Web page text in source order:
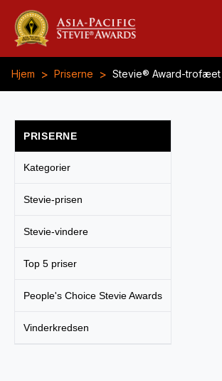
Hjem > Priserne > Stevie® Award-trofæet
PRISERNE
Kategorier
Stevie-prisen
Stevie-vindere
Top 5 priser
People's Choice Stevie Awards
Vinderkredsen